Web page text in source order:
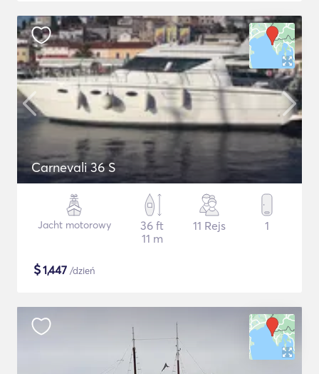
Carnevali 36 S
Jacht motorowy
36 ft
11 m
11 Rejs 1
$1,447 /dzień